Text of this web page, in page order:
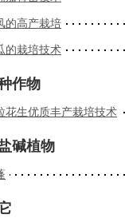
的高产栽培
的栽培技术
作物
花生优质丰产栽培技术
碱植物